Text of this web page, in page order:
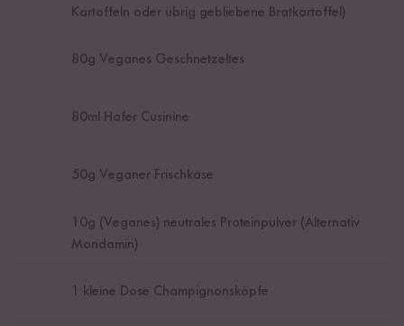
Kartoffeln oder übrig gebliebene Bratkartoffel)
80g Veganes Geschnetzeltes
80ml Hafer Cusinine
50g Veganer Frischkäse
10g (Veganes) neutrales Proteinpulver (Alternativ
Mondamin)
kleine Dose Champignonsköpfe